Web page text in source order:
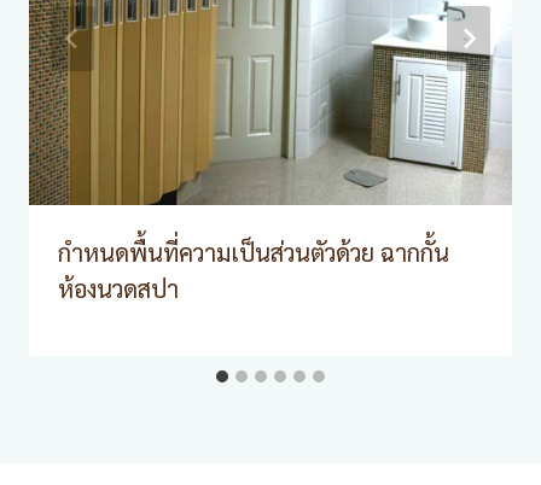
กำหนดพื้นที่ความเป็นส่วนตัวด้วย ฉากกั้น
ห้องนวดสปา